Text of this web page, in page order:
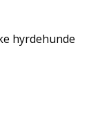
hyrdehunde